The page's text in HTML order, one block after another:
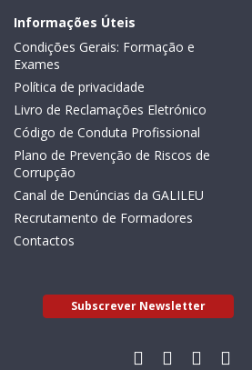
Informações Úteis
Condições Gerais: Formação e
Exames
Política de privacidade
Livro de Reclamações Eletrónico
Código de Conduta Profissional
Plano de Prevenção de Riscos de
Corrupção
Canal de Denúncias da GALILEU
Recrutamento de Formadores
Contactos
Subscrever Newsletter